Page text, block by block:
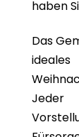
haben
Das
Jeder